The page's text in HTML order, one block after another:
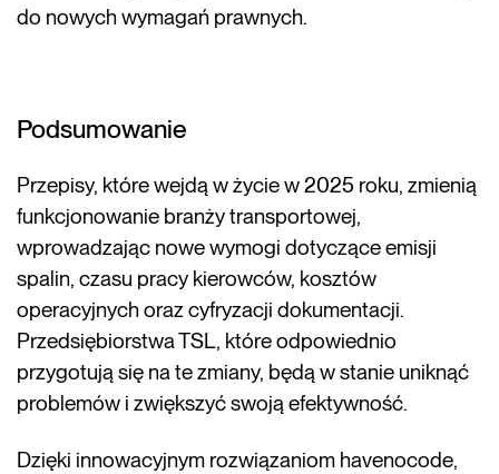
do nowych wymagań prawnych.
Podsumowanie
Przepisy, które wejdą w życie w 2025 roku, zmienią
funkcjonowanie branży transportowej,
wprowadzając nowe wymogi dotyczące emisji
spalin, czasu pracy kierowców, kosztów
operacyjnych oraz cyfryzacji dokumentacji.
Przedsiębiorstwa TSL, które odpowiednio
przygotują się na te zmiany, będą w stanie uniknąć
problemów i zwiększyć swoją efektywność.
Dzięki innowacyjnym rozwiązaniom havenocode,